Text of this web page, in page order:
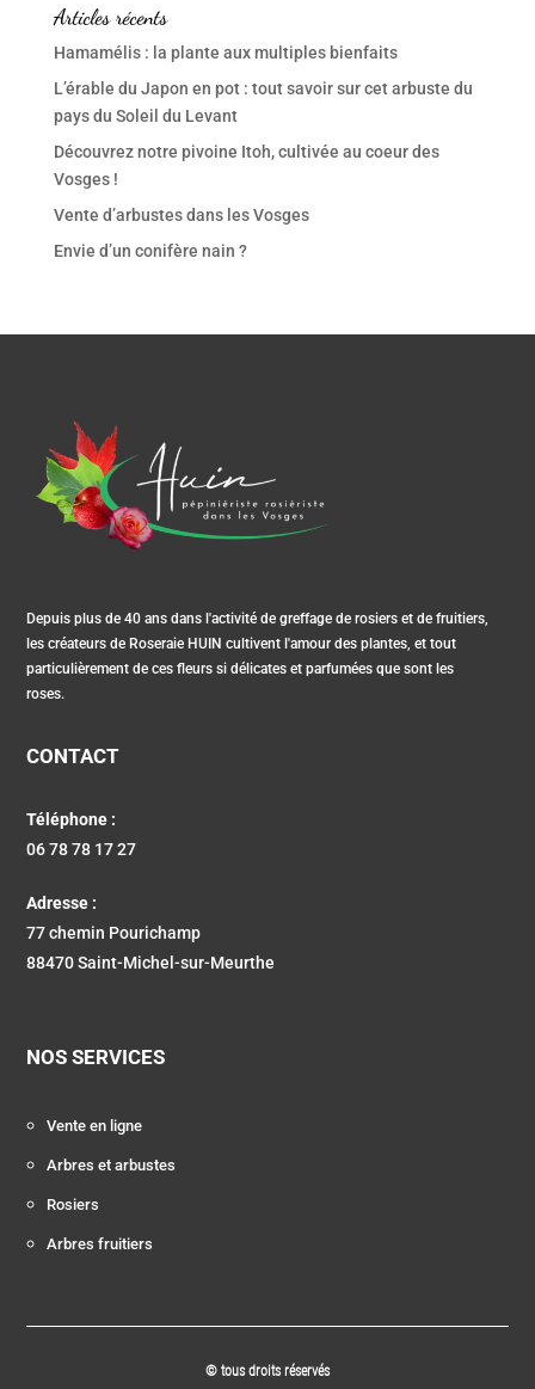
Articles récents
Hamamélis : la plante aux multiples bienfaits
L’érable du Japon en pot : tout savoir sur cet arbuste du
pays du Soleil du Levant
Découvrez notre pivoine Itoh, cultivée au coeur des
Vosges !
Vente d’arbustes dans les Vosges
Envie d’un conifère nain ?
Depuis plus de 40 ans dans l'activité de greffage de rosiers et de fruitiers,
les créateurs de Roseraie HUIN cultivent l'amour des plantes, et tout
particulièrement de ces fleurs si délicates et parfumées que sont les
roses.
CONTACT
Téléphone :
06 78 78 17 27
Adresse :
77 chemin Pourichamp
88470 Saint-Michel-sur-Meurthe
NOS SERVICES
Vente en ligne
Arbres et arbustes
Rosiers
Arbres fruitiers
© tous droits réservés